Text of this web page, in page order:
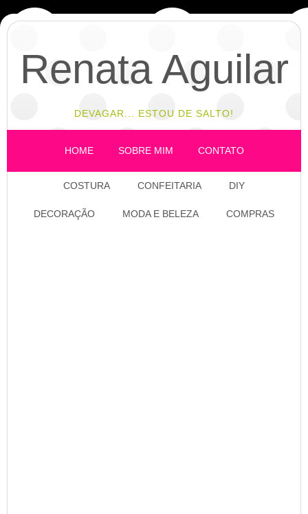
Renata Aguilar
DEVAGAR... ESTOU DE SALTO!
HOME SOBRE MIM CONTATO
COSTURA CONFEITARIA DIY
DECORAÇÃO MODA E BELEZA COMPRAS